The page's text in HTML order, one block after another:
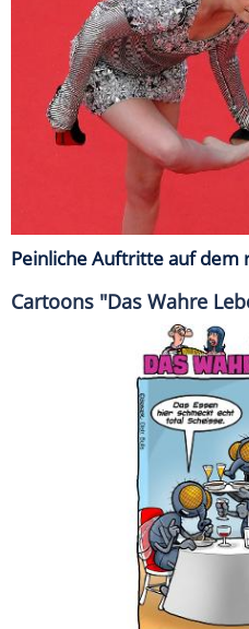
Peinliche Auftritte auf dem
Cartoons "Das Wahre